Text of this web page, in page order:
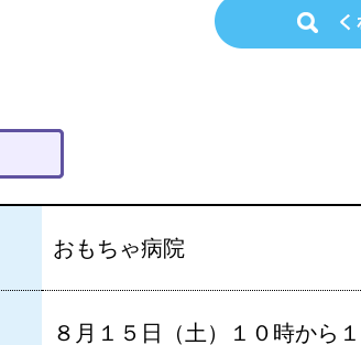
おもちゃ病院
８月１５日（土）１０時から